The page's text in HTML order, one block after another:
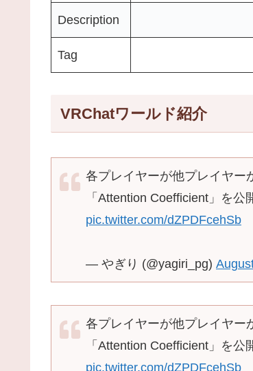
Description
Tag
VRChatワールド紹介
各プレイヤーが他プレイヤー
「Attention Coefficient」を公
pic.twitter.com/dZPDFcehSb
— やぎり (@yagiri_pg)
各プレイヤーが他プレイヤー
「Attention Coefficient」を公
pic.twitter.com/dZPDFcehSb